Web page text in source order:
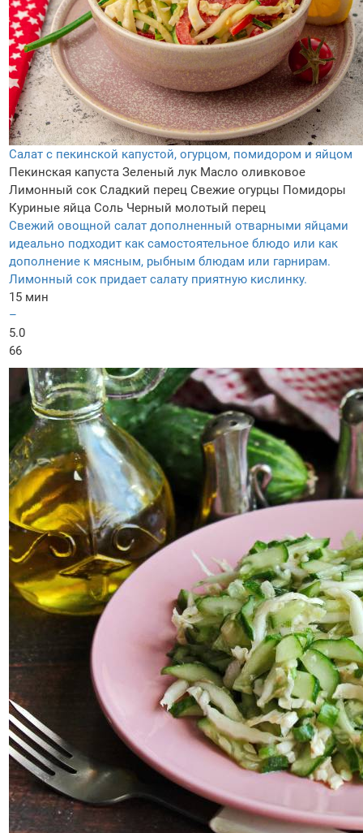
Салат с пекинской капустой, огурцом, помидором и яйцом
Пекинская капуста Зеленый лук Масло оливковое
Лимонный сок Сладкий перец Свежие огурцы Помидоры
Куриные яйца Соль Черный молотый перец
Свежий овощной салат дополненный отварными яйцами
идеально подходит как самостоятельное блюдо или как
дополнение к мясным, рыбным блюдам или гарнирам.
Лимонный сок придает салату приятную кислинку.
15 мин
–
5.0
66